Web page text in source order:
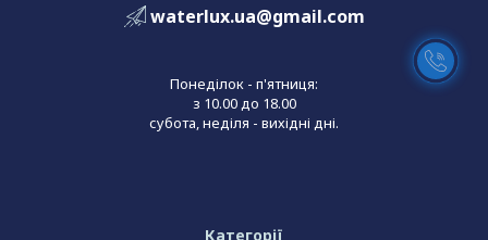
waterlux.ua@gmail.com
Понеділок - п'ятниця:
з 10.00 до 18.00
субота, неділя - вихідні дні.
Категорії